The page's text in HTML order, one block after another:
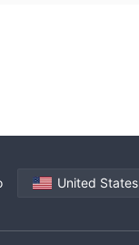
United States